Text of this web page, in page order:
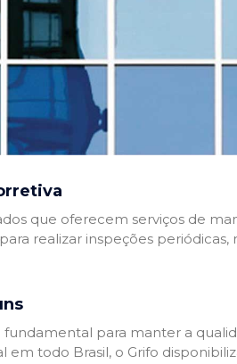
que oferecem serviços de
realizar inspeções
para manter a
todo Brasil, o Grifo